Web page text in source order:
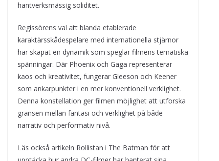
hantverksmässig soliditet.
Regissörens val att blanda etablerade
karaktärsskådespelare med internationella stjärnor
har skapat en dynamik som speglar filmens tematiska
spänningar. Där Phoenix och Gaga representerar
kaos och kreativitet, fungerar Gleeson och Keener
som ankarpunkter i en mer konventionell verklighet.
Denna konstellation ger filmen möjlighet att utforska
gränsen mellan fantasi och verklighet på både
narrativ och performativ nivå.
Läs också artikeln Rollistan i The Batman för att